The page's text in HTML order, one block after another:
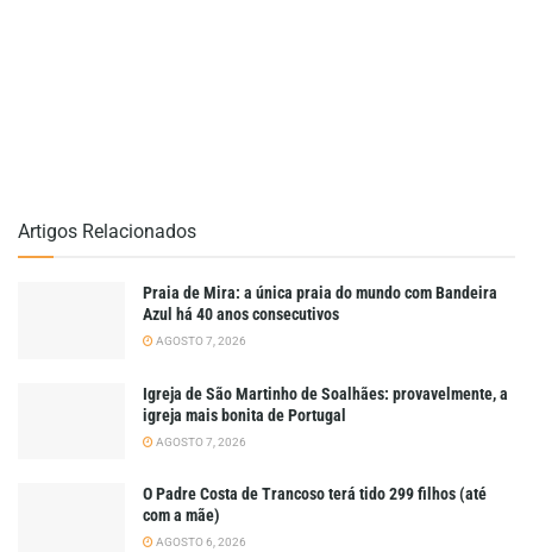
Artigos Relacionados
Praia de Mira: a única praia do mundo com Bandeira
Azul há 40 anos consecutivos
AGOSTO 7, 2026
Igreja de São Martinho de Soalhães: provavelmente, a
igreja mais bonita de Portugal
AGOSTO 7, 2026
O Padre Costa de Trancoso terá tido 299 filhos (até
com a mãe)
AGOSTO 6, 2026